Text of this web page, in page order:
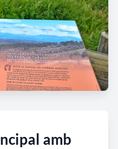
amb